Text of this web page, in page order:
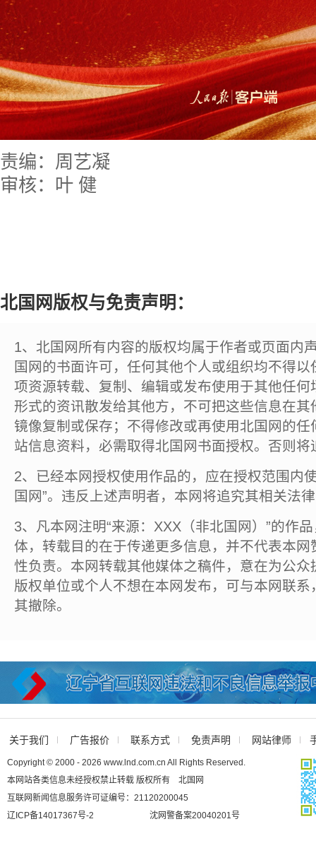
责编：周艺凝
审核：叶 健
北国网版权与免责声明：
1、北国网所有内容的版权均属于作者或页面内
国网的书面许可，任何其他个人或组织均不得
项资源转载、复制、编辑或发布使用于其他任
形式的资讯散发给其他方，不可把这些信息在
镜像复制或保存；不得修改或再使用北国网的
站信息资料，必需取得北国网书面授权。否则将
2、已经本网授权使用作品的，应在授权范围内
国网”。违反上述声明者，本网将追究其相关法
3、凡本网注明“来源：XXX（非北国网）”的作
体，转载目的在于传递更多信息，并不代表本
性负责。本网转载其他媒体之稿件，意在为公
版权单位或个人不想在本网发布，可与本网联
其撤除。
关于我们 广告报价 联系方式 免责声明 网站律师
Copyright © 2000 - 2026 www.lnd.com.cn All Rights Reserved.
本网站各类信息未经授权禁止转载 版权所有 北国网
互联网新闻信息服务许可证编号：21120200045
辽ICP备14017367号-2
沈网警备案20040201号